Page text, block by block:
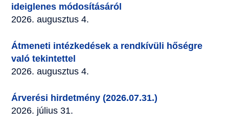
ideiglenes módosításáról
2026. augusztus 4.
Átmeneti intézkedések a rendkívüli hőségre
való tekintettel
2026. augusztus 4.
Árverési hirdetmény (2026.07.31.)
2026. július 31.